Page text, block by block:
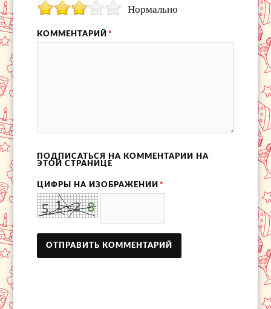
Нормально
КОММЕНТАРИЙ *
ПОДПИСАТЬСЯ НА КОММЕНТАРИИ НА
ЭТОЙ СТРАНИЦЕ
ЦИФРЫ НА ИЗОБРАЖЕНИИ *